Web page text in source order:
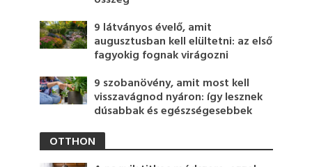
9 látványos évelő, amit
augusztusban kell elültetni: az első
fagyokig fognak virágozni
9 szobanövény, amit most kell
visszavágnod nyáron: így lesznek
dúsabbak és egészségesebbek
OTTHON